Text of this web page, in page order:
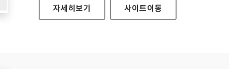
의약품종합관리정보센터 홈페이지
자세히보기 사이트이동